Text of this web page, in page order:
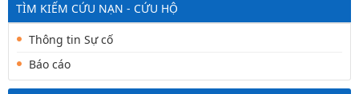
TÌM KIẾM CỨU NẠN - CỨU HỘ
Thông tin Sự cố
Báo cáo